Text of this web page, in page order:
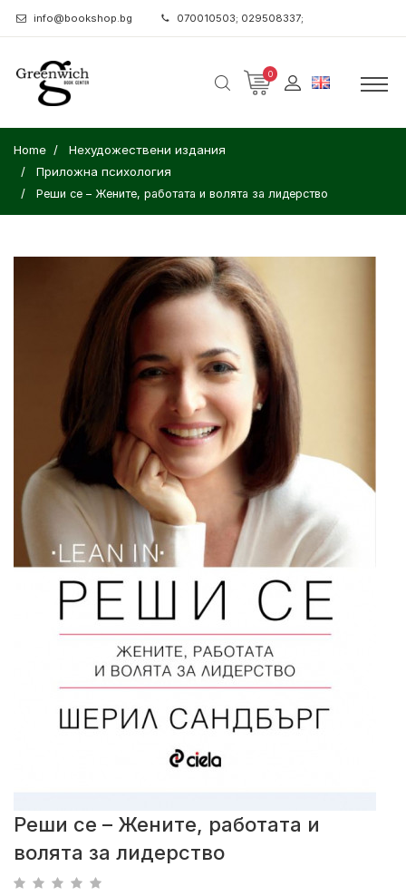
info@bookshop.bg 070010503; 029508337;
0
Home
Нехудожествени издания
Приложна психология
Реши се – Жените, работата и волята за лидерство
Реши се – Жените, работата и
волята за лидерство